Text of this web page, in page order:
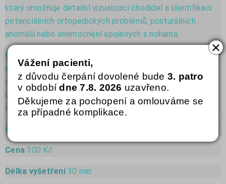
×
Vážení pacienti,
z důvodu čerpání dovolené bude 3. patro
v obdobídne 7.8. 2026 uzavřeno.
Děkujeme za pochopení a omlouváme se
za případné komplikace.
který umožňuje detailní vizualizaci chodidel a identifikaci
potenciálních ortopedických problémů, posturálních
anomálií nebo onemocnění spojených s nohama.
Podoskopické vyšetření může být užitečné pro prevenci
a diagnostiku různých patologií, zejména u jedinců
s bolestmi nohou, chodidly nebo problémy s chůzí. Je to
bezbolestná a neinvazivní metoda, která přispívá k péči
o zdraví dolních končetin.
Krásný dárek. Voucher dostanete u nás na recepci.
Cena 300 Kč
Délka vyšetření30 min